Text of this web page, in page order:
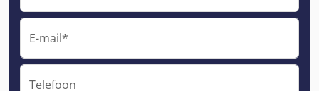
E-mail*
Telefoon